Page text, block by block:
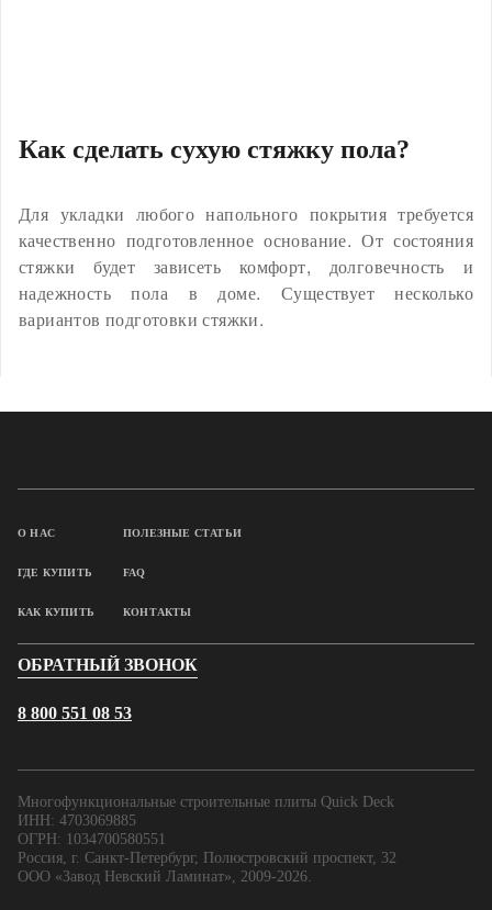
Как сделать сухую стяжку пола?
Для укладки любого напольного покрытия требуется
качественно подготовленное основание. От состояния
стяжки будет зависеть комфорт, долговечность и
надежность пола в доме. Существует несколько
вариантов подготовки стяжки.
О НАС
ГДЕ КУПИТЬ
КАК КУПИТЬ
ПОЛЕЗНЫЕ СТАТЬИ
FAQ
КОНТАКТЫ
ОБРАТНЫЙ ЗВОНОК
8 800 551 08 53
Многофункциональные строительные плиты Quick Deck
ИНН: 4703069885
ОГРН: 1034700580551
Россия, г. Санкт-Петербург, Полюстровский проспект, 32
ООО «Завод Невский Ламинат», 2009-2026.